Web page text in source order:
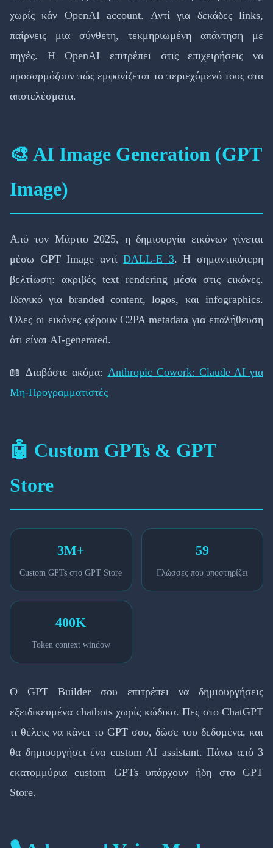
χωρίς κάν OpenAI account. Αντί για δεκάδες links,
παίρνεις μια σύνθετη, τεκμηριωμένη απάντηση με
πηγές. Η OpenAI επιτρέπει στις επιχειρήσεις να
προσαρμόζουν πώς εμφανίζεται το περιεχόμενό τους στα
αποτελέσματα.
🎨 AI Image Generation (GPT
Image)
Από τον Μάρτιο 2025, η δημιουργία εικόνων γίνεται
μέσω GPT Image αντίDALL-E 3. Η σημαντικότερη
βελτίωση: ακριβές text rendering μέσα στις εικόνες.
Ιδανικό για branded content, logos, και infographics.
Όλες οι εικόνες φέρουν C2PA metadata για επαλήθευση
ότι είναι AI-generated.
📖 Διαβάστε ακόμα: Anthropic Cowork: Claude AI για
Μη-Προγραμματιστές
🤖 Custom GPTs & GPT
Store
3M+
Custom GPTs στο GPT Store
59
Γλώσσες που υποστηρίζει
400K
Token context window
Ο GPT Builder σου επιτρέπει να δημιουργήσεις
εξειδικευμένα chatbots χωρίς κώδικα. Πες στο ChatGPT
τι θέλεις να κάνει το GPT σου, δώσε του δεδομένα, και
θα δημιουργήσει ένα custom AI assistant. Πάνω από 3
εκατομμύρια custom GPTs υπάρχουν ήδη στο GPT
Store.